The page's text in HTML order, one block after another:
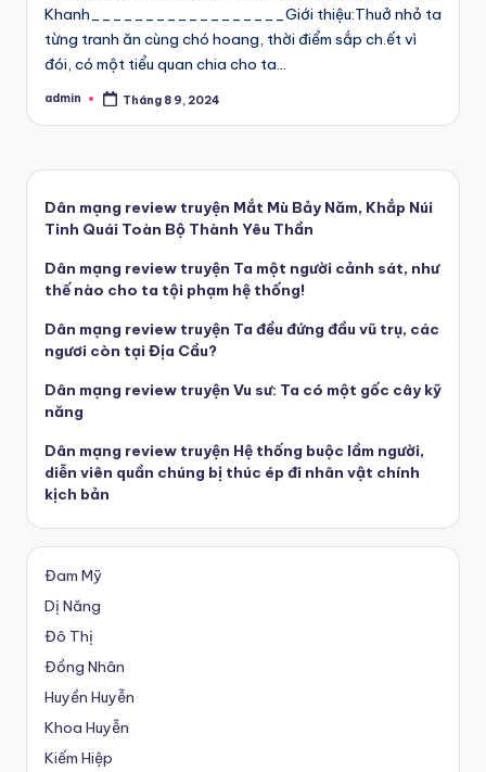
Khanh__________________Giới thiệu:Thuở nhỏ ta
từng tranh ăn cùng chó hoang, thời điểm sắp ch.ết vì
đói, có một tiểu quan chia cho ta…
Posted
admin Tháng 8 9, 2024
Dân mạng review truyện Mắt Mù Bảy Năm, Khắp Núi
Tinh Quái Toàn Bộ Thành Yêu Thần
Dân mạng review truyện Ta một người cảnh sát, như
thế nào cho ta tội phạm hệ thống!
Dân mạng review truyện Ta đều đứng đầu vũ trụ, các
ngươi còn tại Địa Cầu?
Dân mạng review truyện Vu sư: Ta có một gốc cây kỹ
năng
Dân mạng review truyện Hệ thống buộc lầm người,
diễn viên quần chúng bị thúc ép đi nhân vật chính
kịch bản
Đam Mỹ
Dị Năng
Đô Thị
Đồng Nhân
Huyền Huyễn
Khoa Huyễn
Kiếm Hiệp